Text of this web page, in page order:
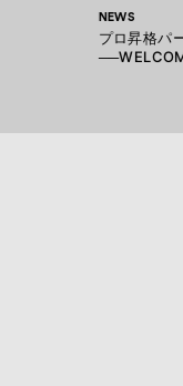
NEWS
プロ昇格パ